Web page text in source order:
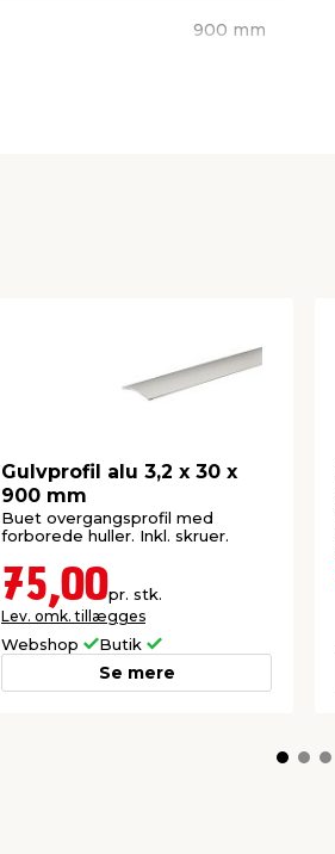
900 mm
Gulvprofil alu 3,2 x 30 x
900 mm
Buet overgangsprofil med
forborede huller. Inkl. skruer.
75,00pr. stk.
Lev. omk. tillægges
Webshop Butik
Se mere